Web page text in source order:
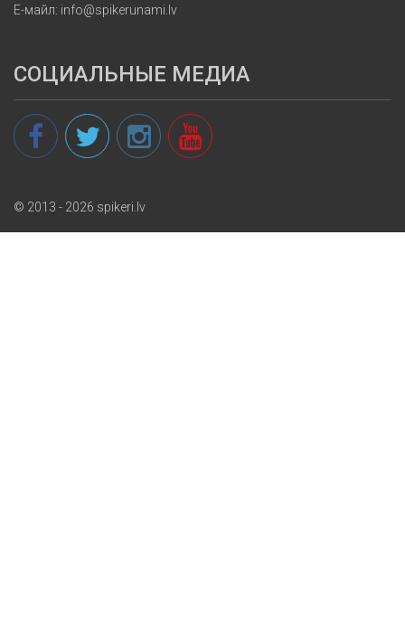
Е-майл: info@spikerunami.lv
СОЦИАЛЬНЫЕ МЕДИА
© 2013 - 2026 spikeri.lv